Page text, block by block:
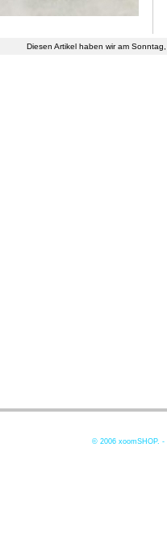
Diesen Artikel haben wir am
© 2006 xoomSHOP. -